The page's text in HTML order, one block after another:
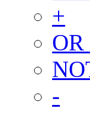
+
OR
-